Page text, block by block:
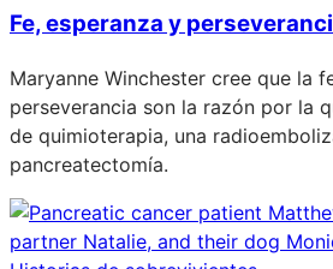
Fe, esperanza y
Maryanne Winchester cree que la
perseverancia son la razón por la
de quimioterapia, una
pancreatectomía.